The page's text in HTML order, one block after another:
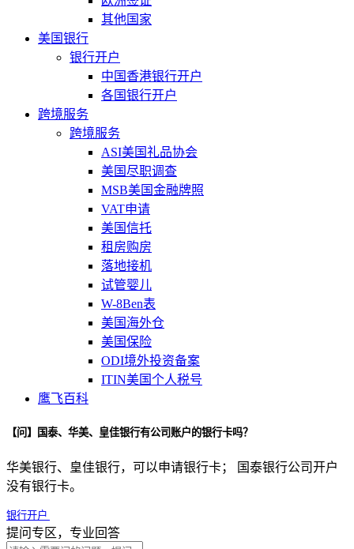
其他国家
美国银行
银行开户
中国香港银行开户
各国银行开户
跨境服务
跨境服务
ASI美国礼品协会
美国尽职调查
MSB美国金融牌照
VAT申请
美国信托
租房购房
落地接机
试管婴儿
W-8Ben表
美国海外仓
美国保险
ODI境外投资备案
ITIN美国个人税号
鹰飞百科
【问】国泰、华美、皇佳银行有公司账户的银行卡吗？
华美银行、皇佳银行，可以申请银行卡；
国泰银行公司开户
没有银行卡。
银行开户
提问专区，专业回答